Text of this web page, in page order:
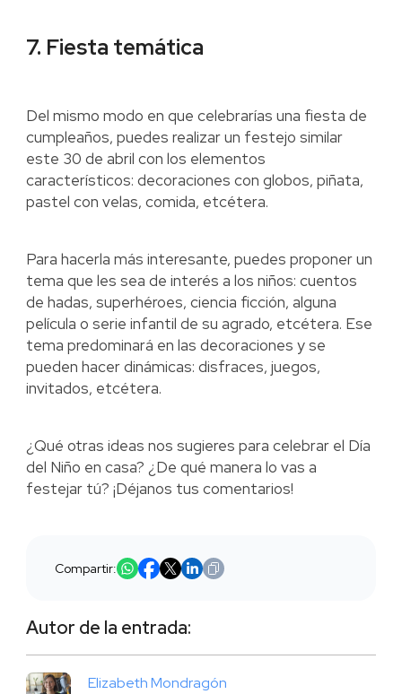
7. Fiesta temática
Del mismo modo en que celebrarías una fiesta de
cumpleaños, puedes realizar un festejo similar
este 30 de abril con los elementos
característicos: decoraciones con globos, piñata,
pastel con velas, comida, etcétera.
Para hacerla más interesante, puedes proponer un
tema que les sea de interés a los niños: cuentos
de hadas, superhéroes, ciencia ficción, alguna
película o serie infantil de su agrado, etcétera. Ese
tema predominará en las decoraciones y se
pueden hacer dinámicas: disfraces, juegos,
invitados, etcétera.
¿Qué otras ideas nos sugieres para celebrar el Día
del Niño en casa? ¿De qué manera lo vas a
festejar tú? ¡Déjanos tus comentarios!
Compartir:
Autor de la entrada:
Elizabeth Mondragón